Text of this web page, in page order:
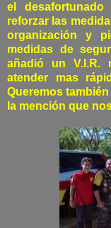
el
reforzar las
organización y
medidas de
añadió un V.I.R.
atender mas
Queremos
la mención que